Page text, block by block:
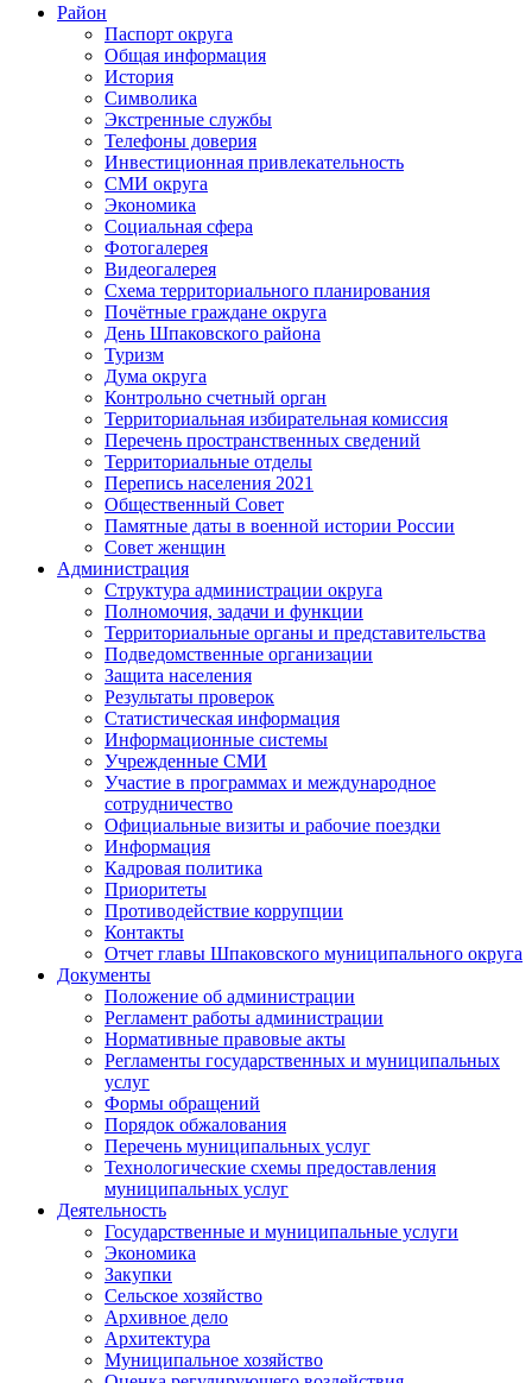
Район
Паспорт округа
Общая информация
История
Символика
Экстренные службы
Телефоны доверия
Инвестиционная привлекательность
СМИ округа
Экономика
Социальная сфера
Фотогалерея
Видеогалерея
Схема территориального планирования
Почётные граждане округа
День Шпаковского района
Туризм
Дума округа
Контрольно счетный орган
Территориальная избирательная комиссия
Перечень пространственных сведений
Территориальные отделы
Перепись населения 2021
Общественный Совет
Памятные даты в военной истории России
Совет женщин
Администрация
Структура администрации округа
Полномочия, задачи и функции
Территориальные органы и представительства
Подведомственные организации
Защита населения
Результаты проверок
Статистическая информация
Информационные системы
Учрежденные СМИ
Участие в программах и международное
сотрудничество
Официальные визиты и рабочие поездки
Информация
Кадровая политика
Приоритеты
Противодействие коррупции
Контакты
Отчет главы Шпаковского муниципального округа
Документы
Положение об администрации
Регламент работы администрации
Нормативные правовые акты
Регламенты государственных и муниципальных
услуг
Формы обращений
Порядок обжалования
Перечень муниципальных услуг
Технологические схемы предоставления
муниципальных услуг
Деятельность
Государственные и муниципальные услуги
Экономика
Закупки
Сельское хозяйство
Архивное дело
Архитектура
Муниципальное хозяйство